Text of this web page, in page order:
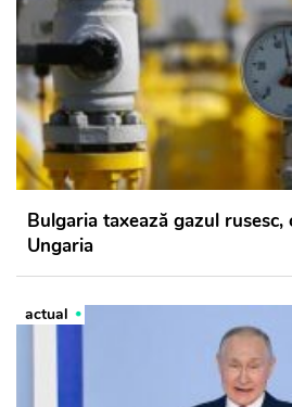
Bulgaria taxează gazul rusesc,
Ungaria
actual